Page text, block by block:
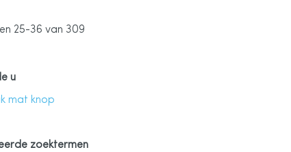
25-36 van 309
u
mat knop
zoektermen